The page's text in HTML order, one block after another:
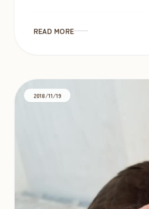
READ MORE
2018/11/19